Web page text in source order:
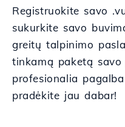
Registruokite savo
sukurkite savo
greitų talpinimo
tinkamą paketą
profesionalia
pradėkite jau dabar!